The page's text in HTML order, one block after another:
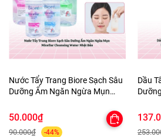
Nước Tẩy Trang Biore Sạch Sâu
Dưỡng Ẩm Ngăn Ngừa Mụn
Bản
50.000₫
90.000₫ -44%
Dầu
Nhật